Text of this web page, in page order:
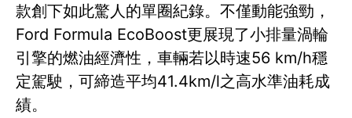
款創下如此驚人的單圈紀錄。不僅動能強勁，
Ford Formula EcoBoost更展現了小排量渦輪
引擎的燃油經濟性，車輛若以時速56 km/h穩
定駕駛，可締造平均41.4km/l之高水準油耗成
績。